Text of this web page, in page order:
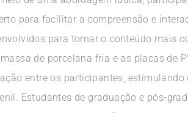
para facilitar a compreensão e
para tornar o conteúdo mais
de porcelana fria e as placas de
entre os participantes,
Estudantes de graduação e pós-